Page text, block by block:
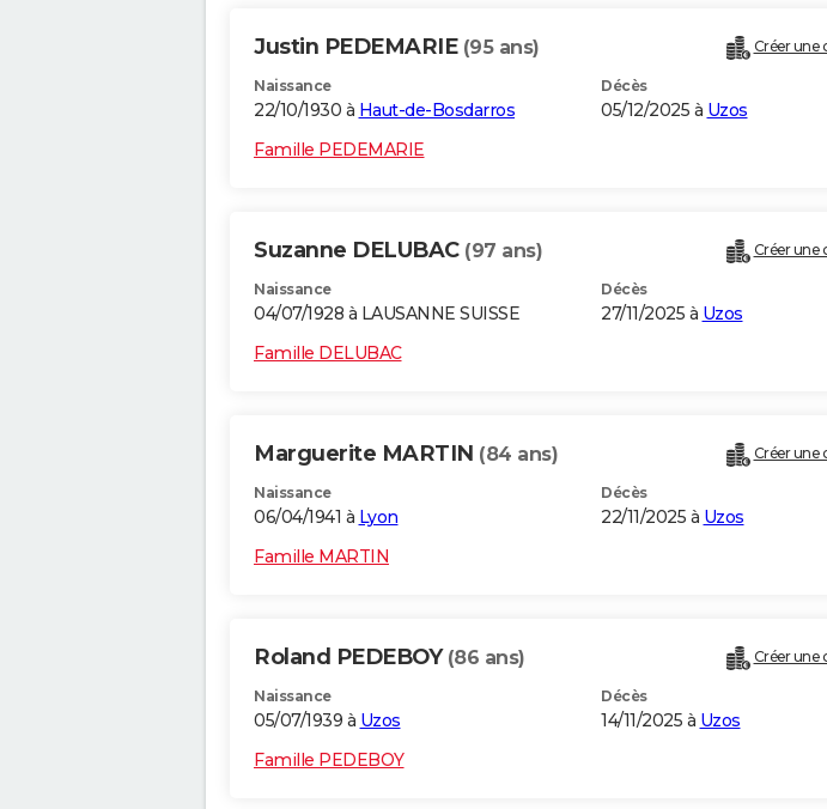
Justin PEDEMARIE (95 ans) Créer une
Naissance
22/10/1930 à Haut-de-Bosdarros
Décès
05/12/2025 à Uzos
Famille PEDEMARIE
Suzanne DELUBAC (97 ans) Créer une
Naissance
04/07/1928 à LAUSANNE SUISSE
Décès
27/11/2025 à Uzos
Famille DELUBAC
Marguerite MARTIN (84 ans) Créer une
Naissance
06/04/1941 à Lyon
Décès
22/11/2025 à Uzos
Famille MARTIN
Roland PEDEBOY (86 ans) Créer une
Naissance
05/07/1939 à Uzos
Décès
14/11/2025 à Uzos
Famille PEDEBOY